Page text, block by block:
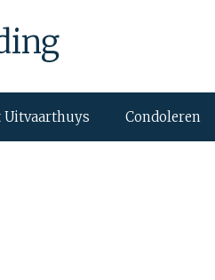
Condoleren